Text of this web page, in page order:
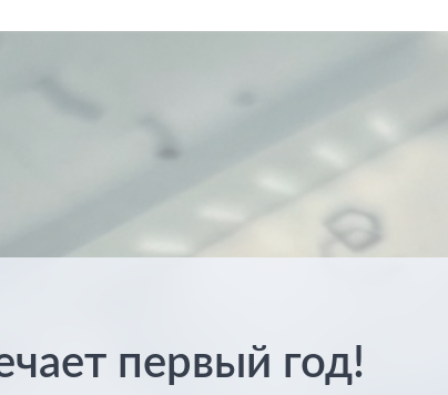
первый год!